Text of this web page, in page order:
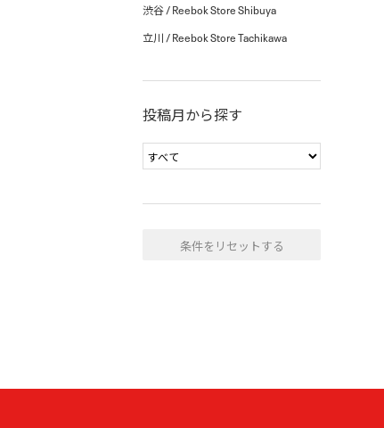
渋谷 / Reebok Store Shibuya
立川 / Reebok Store Tachikawa
投稿月から探す
条件をリセットする